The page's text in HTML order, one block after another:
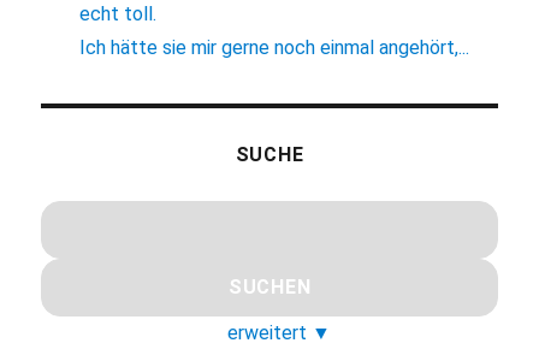
echt toll.
Ich hätte sie mir gerne noch einmal angehört,...
SUCHE
erweitert ▼